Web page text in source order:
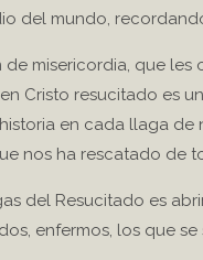
del mundo,
misericordia, que les
Cristo resucitado es
en cada llaga
nos ha rescatado de
del Resucitado es
enfermos, los que